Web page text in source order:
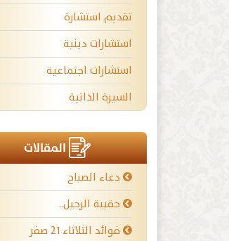
تقديم استشارة
استشارات دينية
استشارات اجتماعية
السيرة الذاتية
المقالات
دعاء الصباح
حقيبة الرحيل..
فوائد الثلاثاء ٢١ صفر